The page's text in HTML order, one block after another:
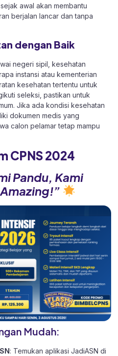
awal akan membantu
berjalan lancar dan tanpa
dengan Baik
negeri sipil, kesehatan
instansi atau kementerian
kesehatan tertentu untuk
seleksi, pastikan untuk
Jika ada kondisi kesehatan
dokumen medis yang
calon pelamar tetap mampu
CPNS 2024
Pandu, Kami
Mudah:
: Temukan aplikasi JadiASN di